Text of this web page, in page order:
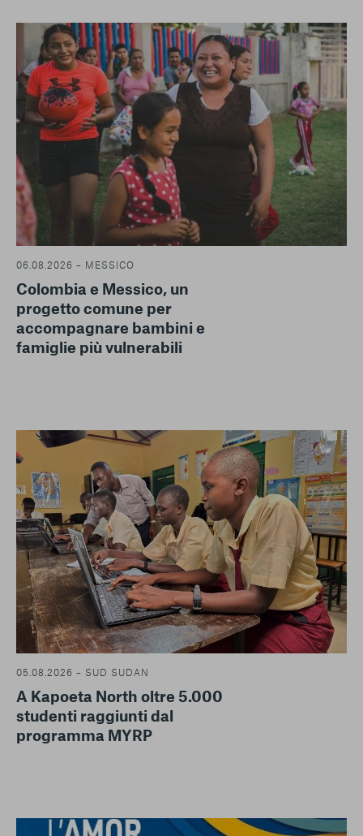
06.08.2026 – MESSICO
Colombia e Messico, un
progetto comune per
accompagnare bambini e
famiglie più vulnerabili
05.08.2026 – SUD SUDAN
A Kapoeta North oltre 5.000
studenti raggiunti dal
programma MYRP